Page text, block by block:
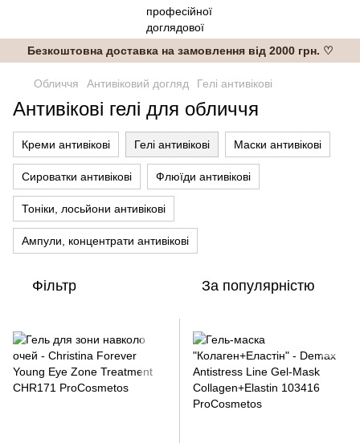
Безкоштовна доставка на замовлення від 2000 грн. ♡
Обличчя Антивіковий догляд Гелі антивікові
Антивікові гелі для обличчя
Креми антивікові Гелі антивікові Маски антивікові
Сироватки антивікові Флюїди антивікові
Тоніки, лосьйони антивікові
Ампули, концентрати антивікові
Фільтр За популярністю